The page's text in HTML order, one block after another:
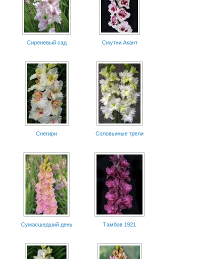
Сиреневый сад Смутни Акант
Снегири Соловьиные трели
Сумасшедший день Тамбов 1921